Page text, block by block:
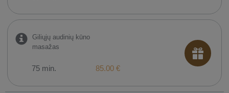
Giliųjų audinių kūno
masažas
75 min. 85.00 €